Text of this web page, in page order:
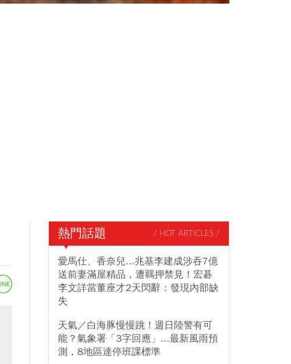
熱門話題 / HOT ARTICLES /
愛馬仕、香奈兒...兆基李建成涉吞7億
送前妻滿屋精品，遭羈押禁見！宏碁
李文詳當董座才2天閃辭：發現內部缺
失
天氣／白海豚慢慢跳！週日陸警有可
能？氣象署「3字回應」...最新風雨預
測，8地區達停班課標準